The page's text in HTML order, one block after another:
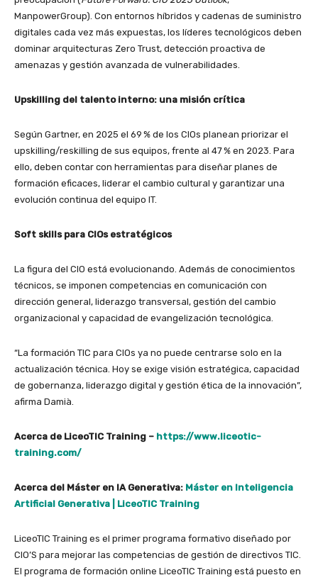
ManpowerGroup). Con entornos híbridos y cadenas de suministro
digitales cada vez más expuestas, los líderes tecnológicos deben
dominar arquitecturas Zero Trust, detección proactiva de
amenazas y gestión avanzada de vulnerabilidades.
Upskilling del talento interno: una misión crítica
Según Gartner, en 2025 el 69 % de los CIOs planean priorizar el
upskilling/reskilling de sus equipos, frente al 47 % en 2023. Para
ello, deben contar con herramientas para diseñar planes de
formación eficaces, liderar el cambio cultural y garantizar una
evolución continua del equipo IT.
Soft skills para CIOs estratégicos
La figura del CIO está evolucionando. Además de conocimientos
técnicos, se imponen competencias en comunicación con
dirección general, liderazgo transversal, gestión del cambio
organizacional y capacidad de evangelización tecnológica.
“La formación TIC para CIOs ya no puede centrarse solo en la
actualización técnica. Hoy se exige visión estratégica, capacidad
de gobernanza, liderazgo digital y gestión ética de la innovación”,
afirma Damià.
Acerca de LiceoTIC Training – https://www.liceotic-
training.com/
Acerca del Máster en IA Generativa: Máster en Inteligencia
Artificial Generativa | LiceoTIC Training
LiceoTIC Training es el primer programa formativo diseñado por
CIO’S para mejorar las competencias de gestión de directivos TIC.
El programa de formación online LiceoTIC Training está puesto en